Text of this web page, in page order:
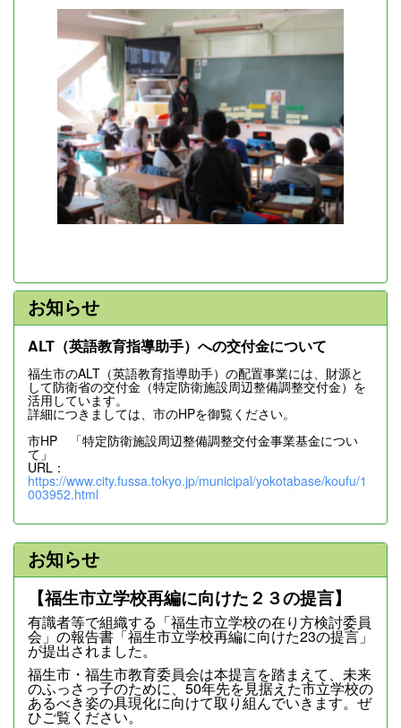
お知らせ
ALT（英語教育指導助手）への交付金について
福生市のALT（英語教育指導助手）の配置事業には、財源と
して防衛省の交付金（特定防衛施設周辺整備調整交付金）を
活用しています。
詳細につきましては、市のHPを御覧ください。
市HP 「特定防衛施設周辺整備調整交付金事業基金につい
て」
URL：
https://www.city.fussa.tokyo.jp/municipal/yokotabase/koufu/1
003952.html
お知らせ
【福生市立学校再編に向けた２３の提言】
有識者等で組織する「福生市立学校の在り方検討委員
会」の報告書「福生市立学校再編に向けた23の提言」
が提出されました。
福生市・福生市教育委員会は本提言を踏まえて、未来
のふっさっ子のために、50年先を見据えた市立学校の
あるべき姿の具現化に向けて取り組んでいきます。ぜ
ひご覧ください。